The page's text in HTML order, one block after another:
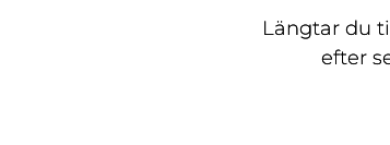
Längtar du
efter